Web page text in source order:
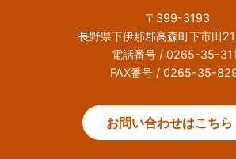
〒399-3193
長野県下伊那郡高森町下市田
電話番号 / 0265-35-
FAX番号 / 0265-35-
お問い合わせはこちら